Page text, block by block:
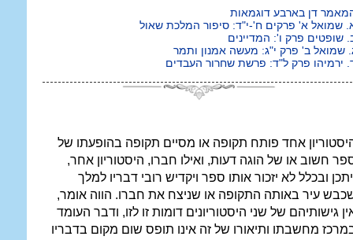
דן בארבע דוגמאות
שמואל א' פרקים ח'-י"ד: סיפור המלכת שאול
שופטים פרק ו': המדיינים
שמואל ב' פרק י"ג: מעשה אמנון ותמר
ירמיהו פרק ל"ד: פרשת שחרור העבדים
אחד פותח תקופה או מסיים תקופה בהופעתו של
חשוב או של הוגה דעות, ואילו חברו, היסטוריון אחר,
ובכלל לא יזכור אותו ספר ויקדיש רובי דבריו למלך
עיר באותה התקופה או שניצח את חברו. הווה אומר,
גישותיהם של שני היסטוריונים דומות זו לזו, ודבר העומד
מחשבתו ותיאורו של זה אינו תופס שום מקום בדבריו